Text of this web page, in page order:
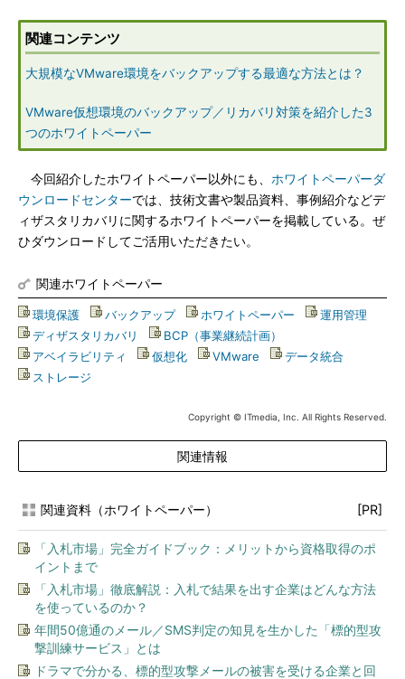
関連コンテンツ
大規模なVMware環境をバックアップする最適な方法とは？
VMware仮想環境のバックアップ／リカバリ対策を紹介した3
つのホワイトペーパー
今回紹介したホワイトペーパー以外にも、 ホワイトペーパーダ
ウンロードセンターでは、技術文書や製品資料、事例紹介などデ
ィザスタリカバリに関するホワイトペーパーを掲載している。ぜ
ひダウンロードしてご活用いただきたい。
関連ホワイトペーパー
環境保護 バックアップ| ホワイトペーパー 運用管理
ディザスタリカバリ
BCP（事業継続計画）
アベイラビリティ
仮想化 VMware データ統合
ストレージ
Copyright © ITmedia, Inc. All Rights Reserved.
関連情報
関連資料（ホワイトペーパー） [PR]
「入札市場」完全ガイドブック：メリットから資格取得のポ
イントまで
「入札市場」徹底解説：入札で結果を出す企業はどんな方法
を使っているのか？
年間50億通のメール／SMS判定の知見を生かした「標的型攻
撃訓練サービス」とは
ドラマで分かる、標的型攻撃メールの被害を受ける企業と回